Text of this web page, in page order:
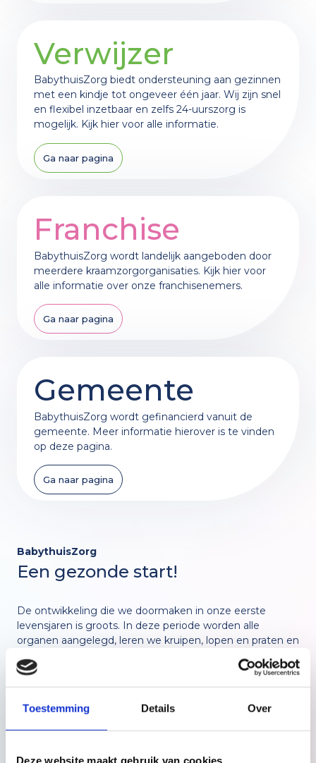
Toestemming Details Over
Deze website maakt gebruik van cookies
Voorbeelden
De eerste 1000 dagen
Verwijzer
BabythuisZorg biedt ondersteuning aan gezinnen
met een kindje tot ongeveer één jaar. Wij zijn snel
en flexibel inzetbaar en zelfs 24-uurszorg is
mogelijk. Kijk hier voor alle informatie.
Ga naar pagina
Franchise
BabythuisZorg wordt landelijk aangeboden door
meerdere kraamzorgorganisaties. Kijk hier voor
alle informatie over onze franchisenemers.
Ga naar pagina
Gemeente
BabythuisZorg wordt gefinancierd vanuit de
gemeente. Meer informatie hierover is te vinden
op deze pagina.
Ga naar pagina
BabythuisZorg
Een gezonde start!
De ontwikkeling die we doormaken in onze eerste
levensjaren is groots. In deze periode worden alle
organen aangelegd, leren we kruipen, lopen en praten en
we de rest van ons leven. In deze periode is het extra
belangrijk dat we ons beschermd en veilig voelen.
gezinnen die hier tijdelijk niet zelfredzaam in
zijn. BabythuisZorg is gezinsondersteuning in het eerste